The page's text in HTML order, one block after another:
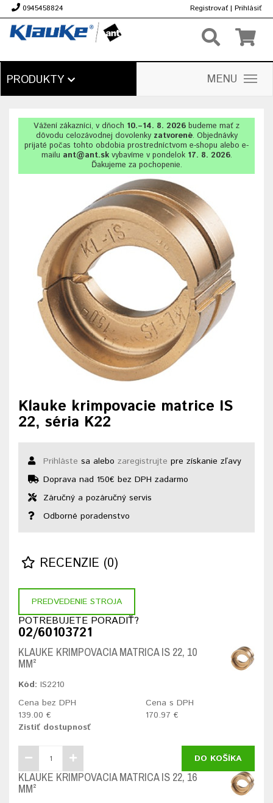
0945458824 Registrovať | Prihlásiť
PRODUKTY MENU
Vážení zákazníci, v dňoch 10.–14. 8. 2026 budeme mať z
dôvodu celozávodnej dovolenkyzatvorené. Objednávky
prijaté počas tohto obdobia prostredníctvom e-shopu alebo e-
mailu ant@ant.skvybavíme v pondelok 17. 8. 2026.
Ďakujeme za pochopenie.
Klauke krimpovacie matrice IS
22, séria K22
Prihláste sa alebo zaregistrujte pre získanie zľavy
Doprava nad 150€ bez DPH zadarmo
Záručný a pozáručný servis
Odborné poradenstvo
RECENZIE (0)
PREDVEDENIE STROJA
POTREBUJETE PORADIŤ?
02/60103721
KLAUKE KRIMPOVACIA MATRICA IS 22, 10
MM²
Kód: IS2210
Cena bez DPH
139.00 €
Cena s DPH
170.97 €
Zistiť dostupnosť
DO KOŠÍKA
KLAUKE KRIMPOVACIA MATRICA IS 22, 16
MM²